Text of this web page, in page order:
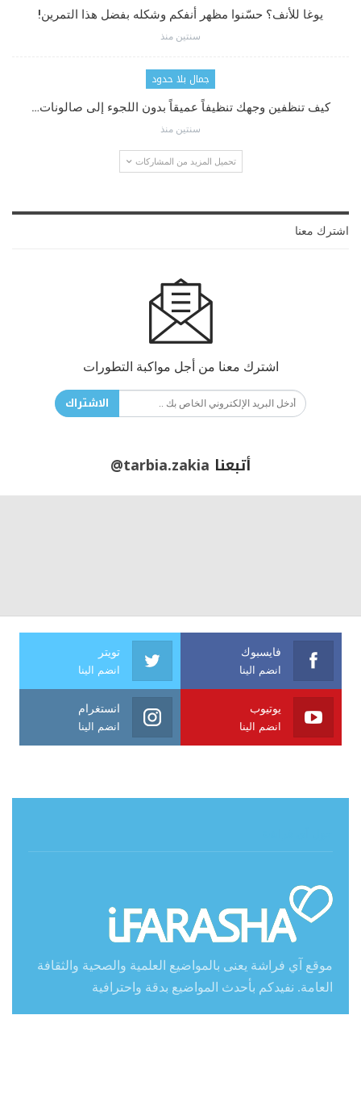
يوغا للأنف؟ حسّنوا مظهر أنفكم وشكله بفضل هذا التمرين!
سنتين منذ
جمال بلا حدود
كيف تنظفين وجهك تنظيفاً عميقاً بدون اللجوء إلى صالونات…
سنتين منذ
تحميل المزيد من المشاركات
اشترك معنا
اشترك معنا من أجل مواكبة التطورات
الاشتراك
أتبعنا @tarbia.zakia
فايسبوك
انضم الينا
تويتر
انضم الينا
يوتيوب
انضم الينا
انستغرام
انضم الينا
موقع آي فراشة يعنى بالمواضيع العلمية والصحية والثقافة
العامة. نفيدكم بأحدث المواضيع بدقة واحترافية